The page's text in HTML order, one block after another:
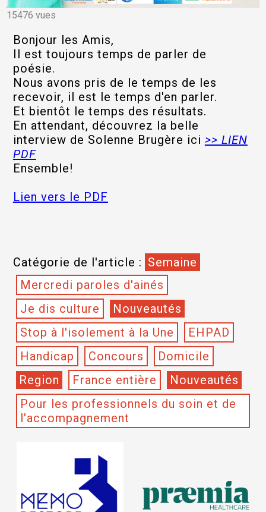
15476 vues
Bonjour les Amis,
Il est toujours temps de parler de
poésie.
Nous avons pris de le temps de les
recevoir, il est le temps d'en parler.
Et bientôt le temps des résultats.
En attendant, découvrez la belle
interview de Solenne Brugère ici >> LIEN
PDF
Ensemble!
Lien vers le PDF
Catégorie de l'article : Semaine
Mercredi paroles d'ainés
Je dis culture
Nouveautés
Stop à l'isolement à la Une
EHPAD
Handicap
Concours
Domicile
Region
France entière
Nouveautés
Pour les professionnels du soin et de
l'accompagnement